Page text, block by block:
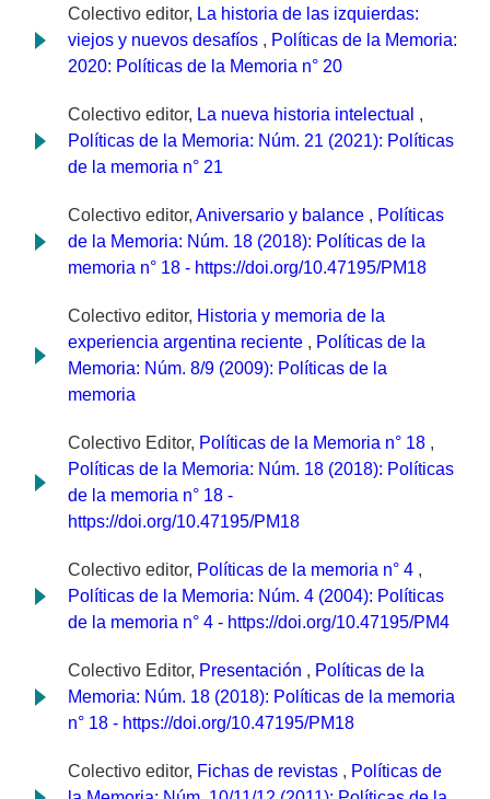
Colectivo editor, La historia de las izquierdas:
viejos y nuevos desafíos , Políticas de la Memoria:
2020: Políticas de la Memoria n° 20
Colectivo editor, La nueva historia intelectual ,
Políticas de la Memoria: Núm. 21 (2021): Políticas
de la memoria n° 21
Colectivo editor, Aniversario y balance , Políticas
de la Memoria: Núm. 18 (2018): Políticas de la
memoria n° 18 - https://doi.org/10.47195/PM18
Colectivo editor, Historia y memoria de la
experiencia argentina reciente , Políticas de la
Memoria: Núm. 8/9 (2009): Políticas de la
memoria
Colectivo Editor, Políticas de la Memoria n° 18 ,
Políticas de la Memoria: Núm. 18 (2018): Políticas
de la memoria n° 18 -
https://doi.org/10.47195/PM18
Colectivo editor, Políticas de la memoria n° 4 ,
Políticas de la Memoria: Núm. 4 (2004): Políticas
de la memoria n° 4 - https://doi.org/10.47195/PM4
Colectivo Editor, Presentación , Políticas de la
Memoria: Núm. 18 (2018): Políticas de la memoria
n° 18 - https://doi.org/10.47195/PM18
Colectivo editor, Fichas de revistas , Políticas de